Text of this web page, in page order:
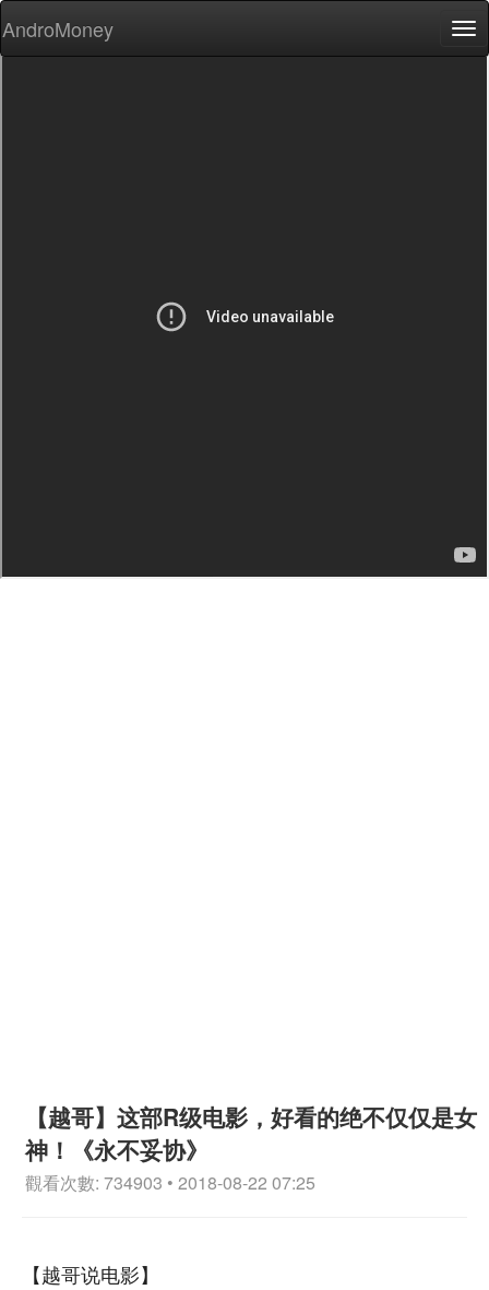
AndroMoney
【越哥】这部R级电影，好看的绝不仅仅是女
神！《永不妥协》
觀看次數: 734903 • 2018-08-22 07:25
【越哥说电影】